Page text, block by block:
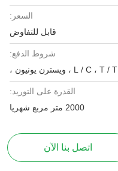
السعر:
قابل للتفاوض
شروط الدفع:
L / C ، T / T ، ويسترن يونيون ،
القدرة على التوريد:
2000 متر مربع شهريا
اتصل بنا الآن